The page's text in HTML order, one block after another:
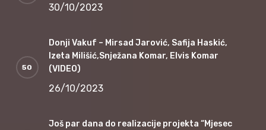
30/10/2023
Donji Vakuf – Mirsad Jarović, Safija Haskić,
Izeta Milišić,Snježana Komar, Elvis Komar
(VIDEO)
26/10/2023
Još par dana do realizacije projekta “Mjesec